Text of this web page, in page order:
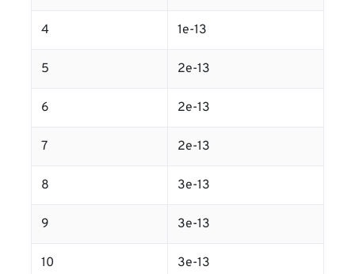
4 1e-13
5 2e-13
6 2e-13
7 2e-13
8 3e-13
9 3e-13
10 3e-13